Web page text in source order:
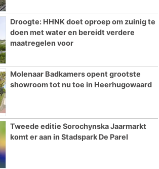
Droogte: HHNK doet oproep om zuinig te
doen met water en bereidt verdere
maatregelen voor
Molenaar Badkamers opent grootste
showroom tot nu toe in Heerhugowaard
Tweede editie Sorochynska Jaarmarkt
komt er aan in Stadspark De Parel